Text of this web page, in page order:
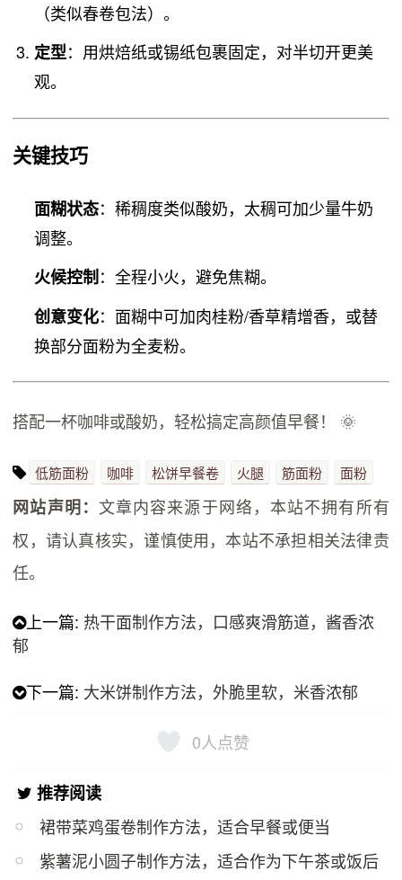
（类似春卷包法）。
定型：用烘焙纸或锡纸包裹固定，对半切开更美
观。
关键技巧
面糊状态：稀稠度类似酸奶，太稠可加少量牛奶
调整。
火候控制：全程小火，避免焦糊。
创意变化：面糊中可加肉桂粉/香草精增香，或替
换部分面粉为全麦粉。
搭配一杯咖啡或酸奶，轻松搞定高颜值早餐！ 🌞
低筋面粉 咖啡 松饼早餐卷 火腿 筋面粉 面粉
网站声明： 文章内容来源于网络，本站不拥有所有
权，请认真核实，谨慎使用，本站不承担相关法律责
任。
上一篇: 热干面制作方法，口感爽滑筋道，酱香浓
郁
下一篇: 大米饼制作方法，外脆里软，米香浓郁
0人点赞
推荐阅读
裙带菜鸡蛋卷制作方法，适合早餐或便当
紫​薯泥小圆子制作方法，适合作为下午茶或饭后